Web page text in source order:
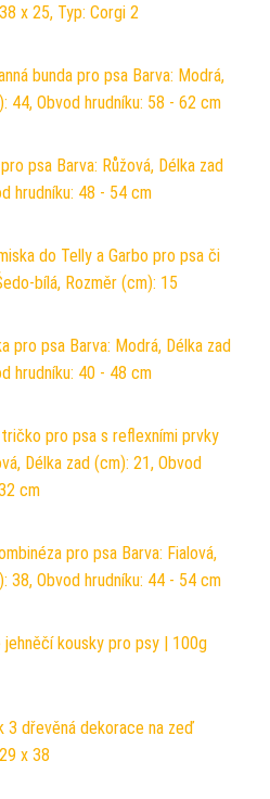
x 25, Typ: Corgi 2
bunda pro psa Barva: Modrá,
44, Obvod hrudníku: 58 - 62 cm
psa Barva: Růžová, Délka zad
hrudníku: 48 - 54 cm
do Telly a Garbo pro psa či
bílá, Rozměr (cm): 15
pro psa Barva: Modrá, Délka zad
hrudníku: 40 - 48 cm
pro psa s reflexními prvky
Délka zad (cm): 21, Obvod
cm
pro psa Barva: Fialová,
38, Obvod hrudníku: 44 - 54 cm
kousky pro psy | 100g
3 dřevěná dekorace na zeď
x 38